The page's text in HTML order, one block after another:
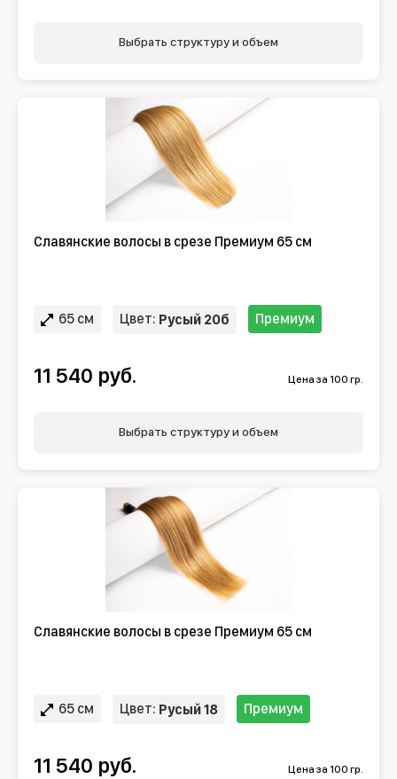
Выбрать структуру и объем
Славянские волосы в срезе Премиум 65 см
65 см Цвет: Русый 20б Премиум
11 540 руб. Цена за 100 гр.
Выбрать структуру и объем
Славянские волосы в срезе Премиум 65 см
65 см Цвет: Русый 18 Премиум
11 540 руб. Цена за 100 гр.